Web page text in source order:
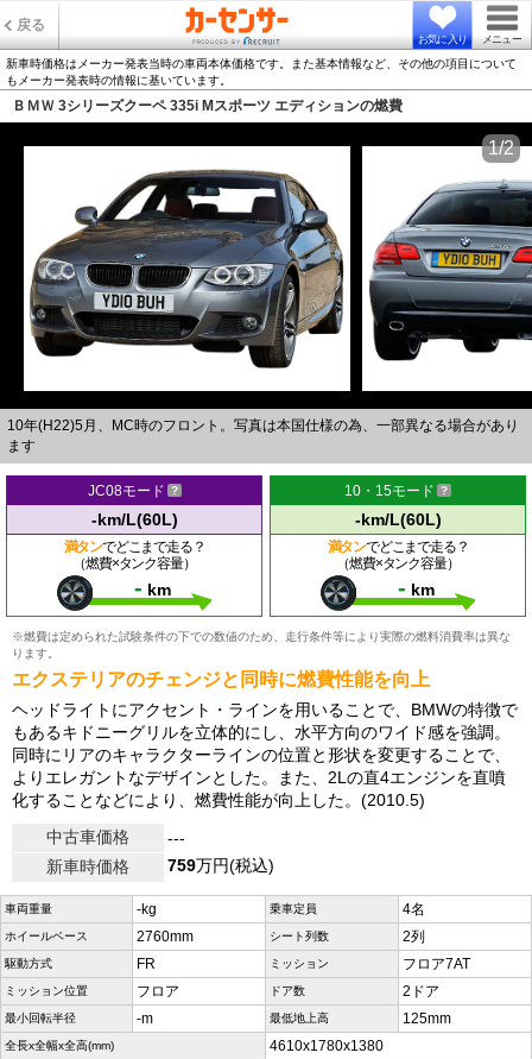
戻る
お気に入り メニュー
新車時価格はメーカー発表当時の車両本体価格です。また基本情報など、その他の項目について
もメーカー発表時の情報に基いています。
ＢＭＷ 3シリーズクーペ 335i Mスポーツ エディションの燃費
10年(H22)5月、MC時のフロント。写真は本国仕様の為、一部異なる場合があり
ます
1/2
JC08モード
-km/L(60L)
満タンでどこまで走る？
（燃費×タンク容量）
- km
10・15モード
-km/L(60L)
満タンでどこまで走る？
（燃費×タンク容量）
- km
※燃費は定められた試験条件の下での数値のため、走行条件等により実際の燃料消費率は異な
ります。
エクステリアのチェンジと同時に燃費性能を向上
ヘッドライトにアクセント・ラインを用いることで、BMWの特徴で
もあるキドニーグリルを立体的にし、水平方向のワイド感を強調。
同時にリアのキャラクターラインの位置と形状を変更することで、
よりエレガントなデザインとした。また、2Lの直4エンジンを直噴
化することなどにより、燃費性能が向上した。(2010.5)
中古車価格
---
新車時価格
759万円(税込)
車両重量 -kg 乗車定員 4名
ホイールベース 2760mm シート列数 2列
駆動方式 FR ミッション フロア7AT
ミッション位置 フロア ドア数 2ドア
最小回転半径 -m 最低地上高 125mm
全長x全幅x全高(mm) 4610x1780x1380